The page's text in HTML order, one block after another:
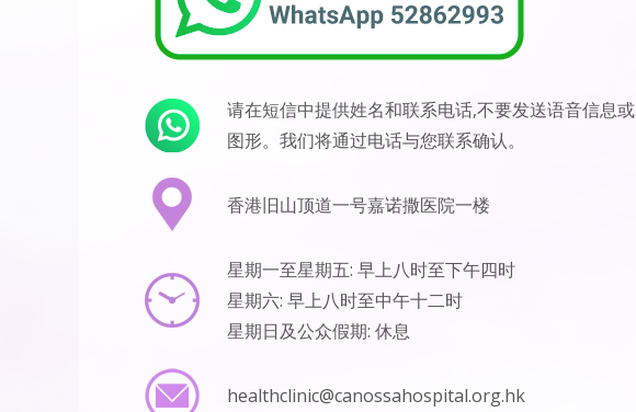
请在短信中提供姓名和联系电话,不要发送语音信息或
图形。我们将通过电话与您联系确认。
香港旧山顶道一号嘉诺撒医院一楼
星期一至星期五: 早上八时至下午四时
星期六: 早上八时至中午十二时
星期日及公众假期: 休息
healthclinic@canossahospital.org.hk